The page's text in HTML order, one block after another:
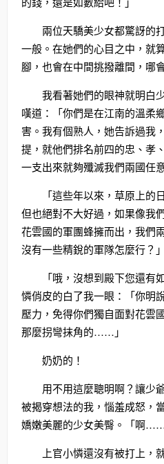
兩位天驕美少女都驚訝的
一般。在她們的心目之中，就
腳，也會在中間挑撥離間，哪
我看著她們的眼神就明白
嘆道：「你們是在江南的溫柔
害。我有個熟人，她告訴過我
提，就他們排名前四的忠、孝
一支出來就夠殲滅我們兩國任
「這些年以來，草原上的
但也絕對不大好過，如果像我
花雲國的軍團蜂擁而出，我們
沒有一些精銳的軍隊怎麼行？」
「哦，沒想到殿下您還有
憐俏皮的白了我一眼：「你明
壓力，免得你們獨自面對花雲
那麼拐彎抹角的……」
奶奶的！
用不用這麼聰明啊？讓少
被揭穿想法的我，惱羞成怒，
嬌嫩美麗的少女美臀。「啊……
上官小憐還沒有被打上，